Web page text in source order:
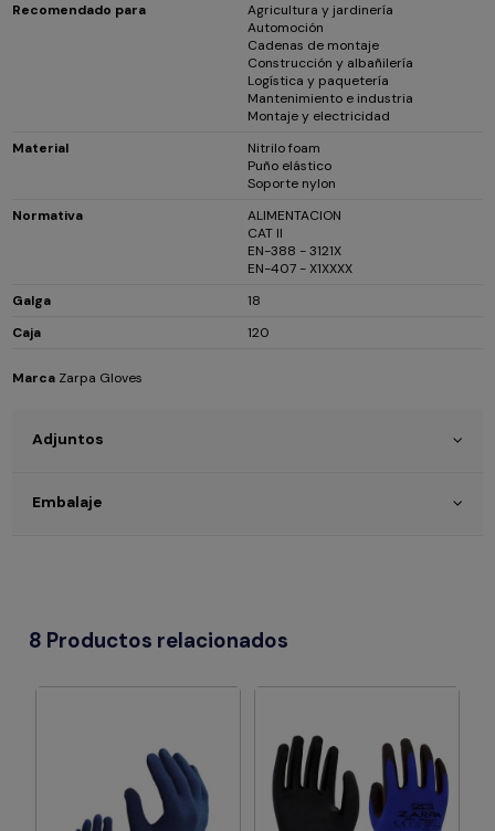
Recomendado para
Agricultura y jardinería
Automoción
Cadenas de montaje
Construcción y albañilería
Logística y paquetería
Mantenimiento e industria
Montaje y electricidad
Material
Nitrilo foam
Puño elástico
Soporte nylon
Normativa
ALIMENTACION
CAT II
EN-388 - 3121X
EN-407 - X1XXXX
Galga
18
Caja
120
Marca Zarpa Gloves
Adjuntos
Embalaje
8 Productos relacionados